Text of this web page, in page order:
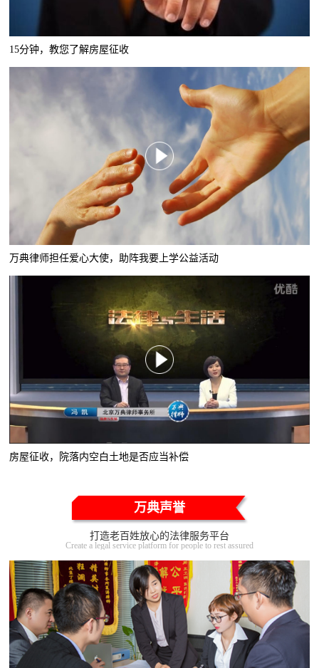
15分钟，教您了解房屋征收
万典律师担任爱心大使，助阵我要上学公益活动
房屋征收，院落内空白土地是否应当补偿
万典声誉
打造老百姓放心的法律服务平台
Create a legal service platform for people to rest assured